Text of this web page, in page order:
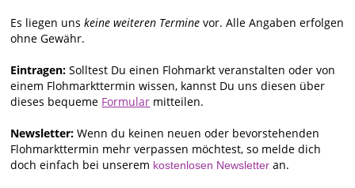
Es liegen unskeine weiteren Termine vor. Alle Angaben erfolgen
ohne Gewähr.
Eintragen:Solltest Du einen Flohmarkt veranstalten oder von
einem Flohmarkttermin wissen, kannst Du uns diesen über
dieses bequeme Formular mitteilen.
Newsletter: Wenn du keinen neuen oder bevorstehenden
Flohmarkttermin mehr verpassen möchtest, so melde dich
doch einfach bei unserem kostenlosen Newsletter an.